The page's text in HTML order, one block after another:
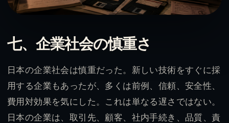
七、企業社会の慎重さ
日本の企業社会は慎重だった。新しい技術をすぐに採
用する企業もあったが、多くは前例、信頼、安全性、
費用対効果を気にした。これは単なる遅さではない。
日本の企業は、取引先、顧客、社内手続き、品質、責